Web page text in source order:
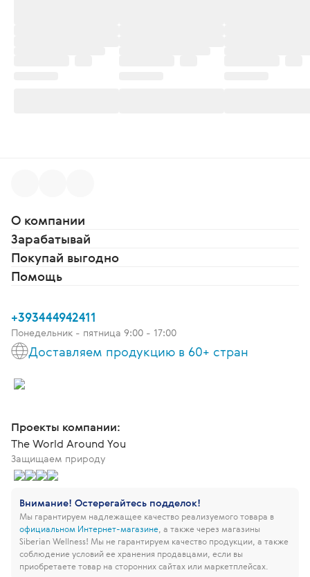
О компании
Зарабатывай
Покупай выгодно
Помощь
+393444942411
Понедельник - пятница 9:00 - 17:00
Доставляем продукцию в 60+ стран
Проекты компании:
The World Around You
Защищаем природу
Внимание! Остерегайтесь подделок!
Мы гарантируем надлежащее качество реализуемого товара в
официальном Интернет-магазине , а также через магазины
Siberian Wellness! Мы не гарантируем качество продукции, а также
соблюдение условий ее хранения продавцами, если вы
приобретаете товар на сторонних сайтах или маркетплейсах.